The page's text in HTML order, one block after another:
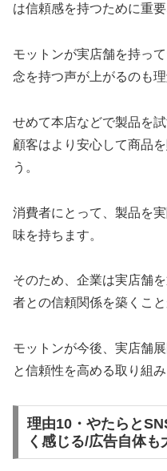
は信頼感を持つために重要
モットンが実店舗を持っ
念を持つ声が上がるのも理
せめて本店などで製品を
顧客はより安心して商品
う。
消費者にとって、製品を
味を持ちます。
そのため、企業は実店舗
者との信頼関係を築くこと
モットンが今後、実店舗
と信頼性を高める取り組
理由10・やたらと
く感じる/広告自体も